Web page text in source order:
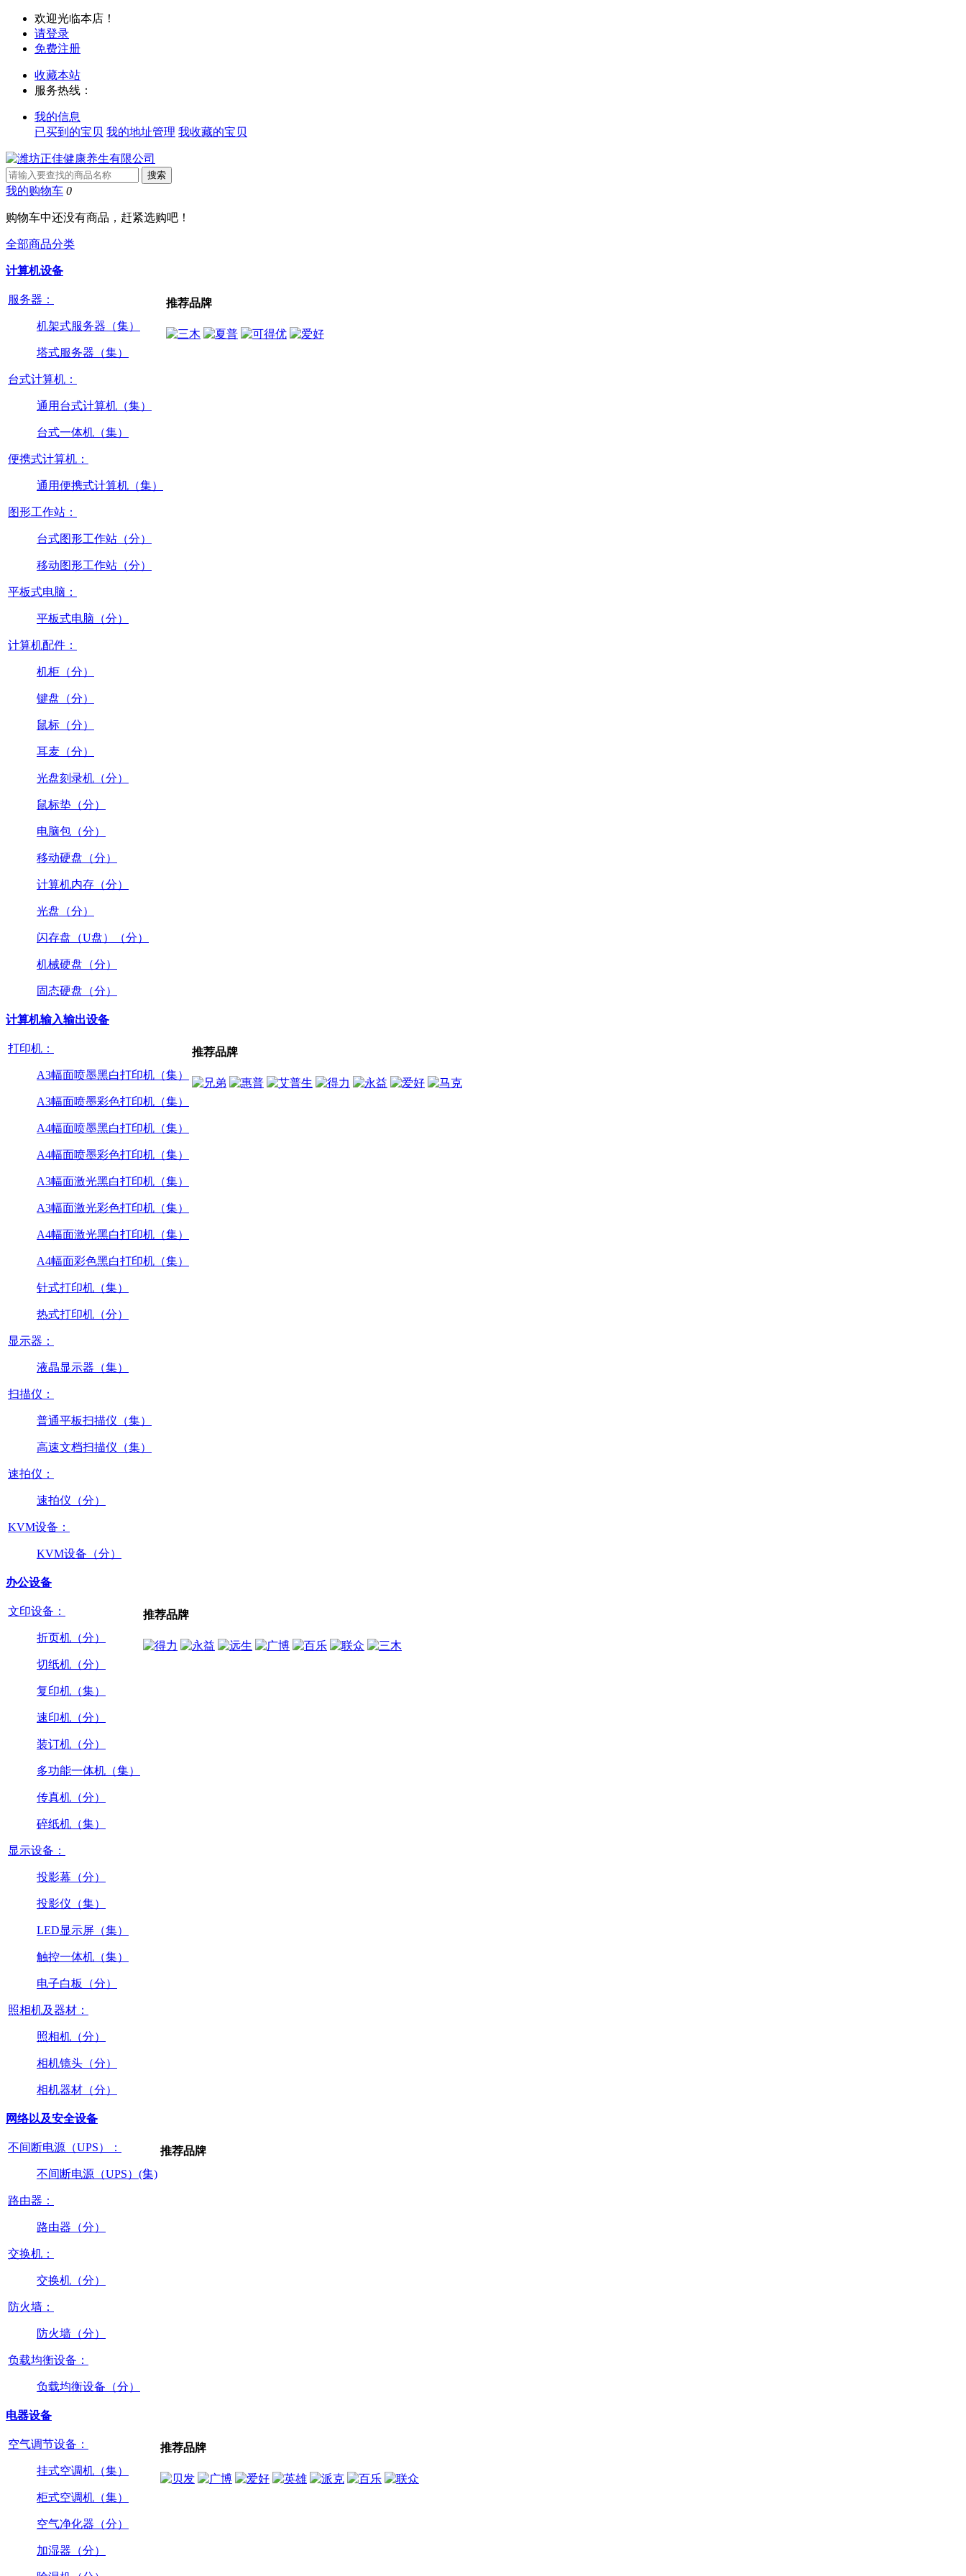
欢迎光临本店！
请登录
免费注册
收藏本站
服务热线：
我的信息
已买到的宝贝 我的地址管理 我收藏的宝贝
我的购物车 0
购物车中还没有商品，赶紧选购吧！
全部商品分类
计算机设备
服务器：
机架式服务器（集）
塔式服务器（集）
台式计算机：
通用台式计算机（集）
台式一体机（集）
便携式计算机：
通用便携式计算机（集）
图形工作站：
台式图形工作站（分）
移动图形工作站（分）
平板式电脑：
平板式电脑（分）
计算机配件：
机柜（分）
键盘（分）
鼠标（分）
耳麦（分）
光盘刻录机（分）
鼠标垫（分）
电脑包（分）
移动硬盘（分）
计算机内存（分）
光盘（分）
闪存盘（U盘）（分）
机械硬盘（分）
固态硬盘（分）
推荐品牌
计算机输入输出设备
打印机：
A3幅面喷墨黑白打印机（集）
A3幅面喷墨彩色打印机（集）
A4幅面喷墨黑白打印机（集）
A4幅面喷墨彩色打印机（集）
A3幅面激光黑白打印机（集）
A3幅面激光彩色打印机（集）
A4幅面激光黑白打印机（集）
A4幅面彩色黑白打印机（集）
针式打印机（集）
热式打印机（分）
显示器：
液晶显示器（集）
扫描仪：
普通平板扫描仪（集）
高速文档扫描仪（集）
速拍仪：
速拍仪（分）
KVM设备：
KVM设备（分）
推荐品牌
办公设备
文印设备：
折页机（分）
切纸机（分）
复印机（集）
速印机（分）
装订机（分）
多功能一体机（集）
传真机（分）
碎纸机（集）
显示设备：
投影幕（分）
投影仪（集）
LED显示屏（集）
触控一体机（集）
电子白板（分）
照相机及器材：
照相机（分）
相机镜头（分）
相机器材（分）
推荐品牌
网络以及安全设备
不间断电源（UPS）：
不间断电源（UPS）(集)
路由器：
路由器（分）
交换机：
交换机（分）
防火墙：
防火墙（分）
负载均衡设备：
负载均衡设备（分）
推荐品牌
电器设备
空气调节设备：
挂式空调机（集）
柜式空调机（集）
空气净化器（分）
加湿器（分）
推荐品牌